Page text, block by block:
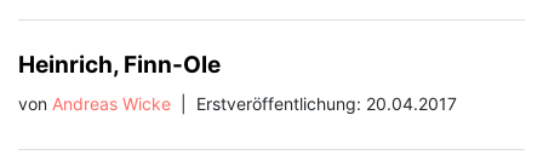
Heinrich, Finn-Ole
von Andreas Wicke Erstveröffentlichung: 20.04.2017